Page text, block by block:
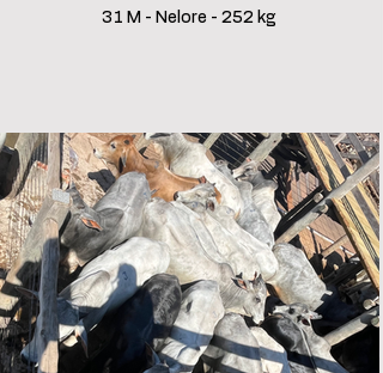
31 M - Nelore - 252 kg